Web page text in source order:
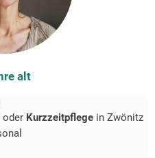
alt
oder Kurzzeitpflege in Zwönitz